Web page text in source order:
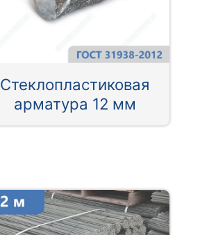
Стеклопластиковая
арматура 12 мм